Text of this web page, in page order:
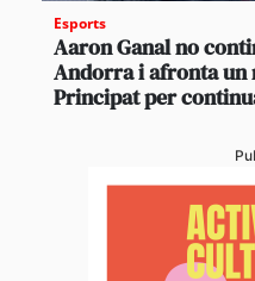
Esports
Aaron Ganal no
Andorra i afronta un
Principat per